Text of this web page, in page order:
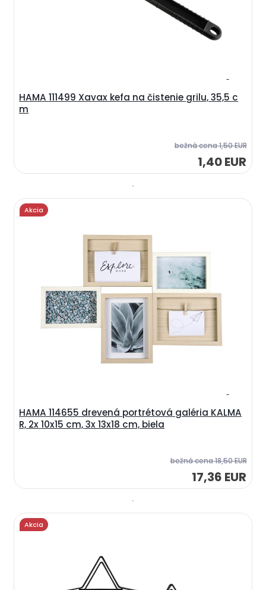
HAMA 111499 Xavax kefa na čistenie grilu, 35,5 c
m
bežná cena1,50 EUR
1,40 EUR
HAMA 114655 drevená portrétová galéria KALMA
R, 2x 10x15 cm, 3x 13x18 cm, biela
bežná cena18,50 EUR
17,36 EUR
Akcia
Akcia